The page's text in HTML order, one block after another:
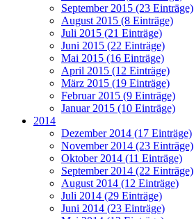
September 2015 (23 Einträge)
August 2015 (8 Einträge)
Juli 2015 (21 Einträge)
Juni 2015 (22 Einträge)
Mai 2015 (16 Einträge)
April 2015 (12 Einträge)
März 2015 (19 Einträge)
Februar 2015 (9 Einträge)
Januar 2015 (10 Einträge)
2014
Dezember 2014 (17 Einträge)
November 2014 (23 Einträge)
Oktober 2014 (11 Einträge)
September 2014 (22 Einträge)
August 2014 (12 Einträge)
Juli 2014 (29 Einträge)
Juni 2014 (23 Einträge)